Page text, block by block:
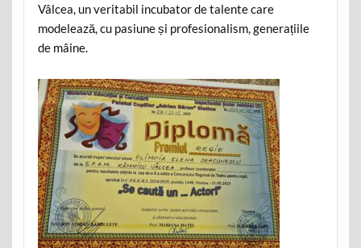
Vâlcea, un veritabil incubator de talente care
modelează, cu pasiune și profesionalism, generațiile
de mâine.